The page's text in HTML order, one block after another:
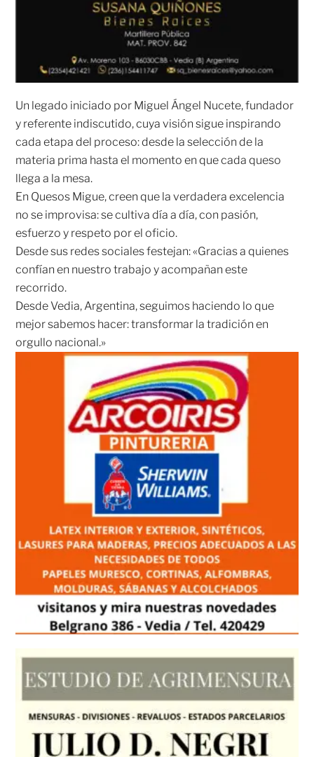
Un legado iniciado por Miguel Ángel Nucete, fundador
y referente indiscutido, cuya visión sigue inspirando
cada etapa del proceso: desde la selección de la
materia prima hasta el momento en que cada queso
llega a la mesa.
En Quesos Migue, creen que la verdadera excelencia
no se improvisa: se cultiva día a día, con pasión,
esfuerzo y respeto por el oficio.
Desde sus redes sociales festejan: «Gracias a quienes
confían en nuestro trabajo y acompañan este
recorrido.
Desde Vedia, Argentina, seguimos haciendo lo que
mejor sabemos hacer: transformar la tradición en
orgullo nacional.»